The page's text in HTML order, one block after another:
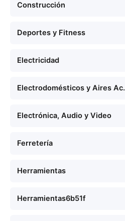
Construcción
Deportes y Fitness
Electricidad
Electrodomésticos y Aires Ac.
Electrónica, Audio y Video
Ferretería
Herramientas
Herramientas6b51f